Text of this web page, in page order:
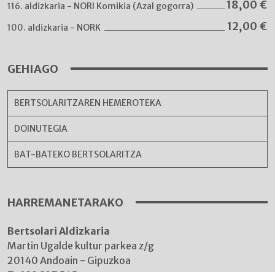
116. aldizkaria - NORI Komikia (Azal gogorra) 18,00 €
100. aldizkaria - NORK 12,00 €
GEHIAGO
BERTSOLARITZAREN HEMEROTEKA
DOINUTEGIA
BAT-BATEKO BERTSOLARITZA
HARREMANETARAKO
Bertsolari Aldizkaria
Martin Ugalde kultur parkea z/g
20140 Andoain - Gipuzkoa